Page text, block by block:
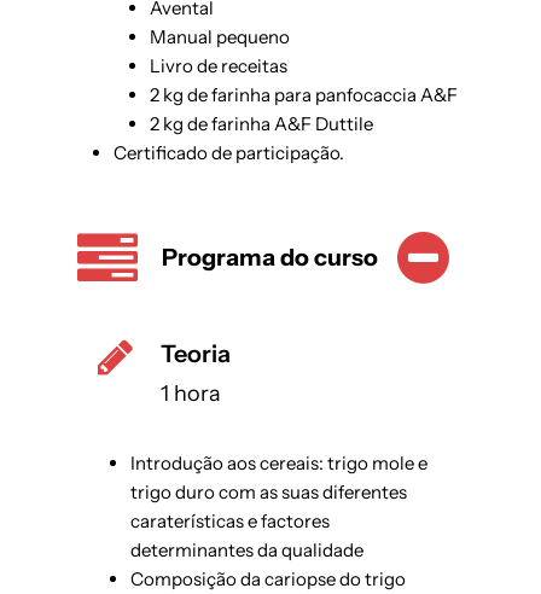
Avental
Manual pequeno
Livro de receitas
2 kg de farinha para panfocaccia A&F
2 kg de farinha A&F Duttile
Certificado de participação.
Programa do curso
Teoria
1 hora
Introdução aos cereais: trigo mole e
trigo duro com as suas diferentes
caraterísticas e factores
determinantes da qualidade
Composição da cariopse do trigo